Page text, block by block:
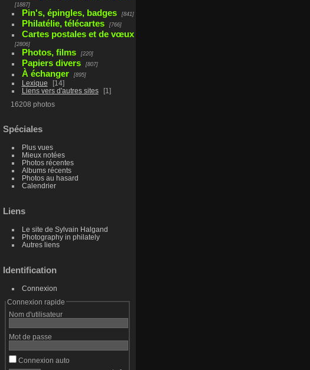
1887
Pin's, épingles, badges 841
Philatélie, télécartes 766
Cartes postales et de vœux
2806
Photos, films 220
Papiers divers 807
À échanger 895
Lexique
14
Liens vers d'autres sites
1
16208 photos
Spéciales
Plus vues
Mieux notées
Photos récentes
Albums récents
Photos au hasard
Calendrier
Liens
Le site de Sylvain Halgand
Photography in philately
Autres liens
Identification
Connexion
Connexion rapide
Nom d'utilisateur
Mot de passe
Connexion auto